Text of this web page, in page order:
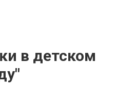
в детском